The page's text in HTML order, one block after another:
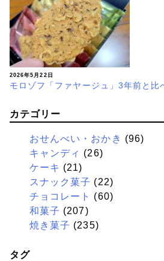
2026年5月22日
モロゾフ「ファヤージュ」3年前と比
カテゴリー
おせんべい・おかき (96)
キャンディ (26)
ケーキ (21)
スナック菓子 (22)
チョコレート
(60)
和菓子 (207)
焼き菓子 (235)
タグ